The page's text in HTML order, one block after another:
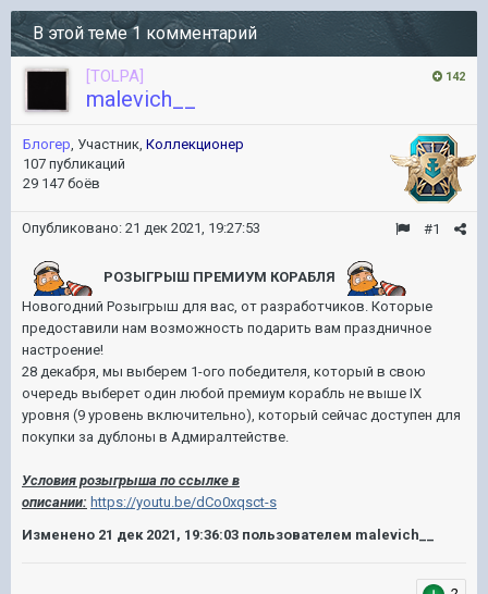
В этой теме 1 комментарий
142
[TOLPA]
malevich__
Блогер, Участник, Коллекционер
107 публикаций
29 147 боёв
#1
Опубликовано: 21 дек 2021, 19:27:53
РОЗЫГРЫШ ПРЕМИУМ КОРАБЛЯ
Новогодний Розыгрыш для вас, от разработчиков. Которые
предоставили нам возможность подарить вам праздничное
настроение!
28 декабря, мы выберем 1-ого победителя, который в свою
очередь выберет один любой премиум корабль не выше IX
уровня (9 уровень включительно), который сейчас доступен для
покупки за дублоны в Адмиралтействе.
Условия розыгрыша по ссылке в
описании: https://youtu.be/dCo0xqsct-s
Изменено 21 дек 2021, 19:36:03 пользователем malevich__